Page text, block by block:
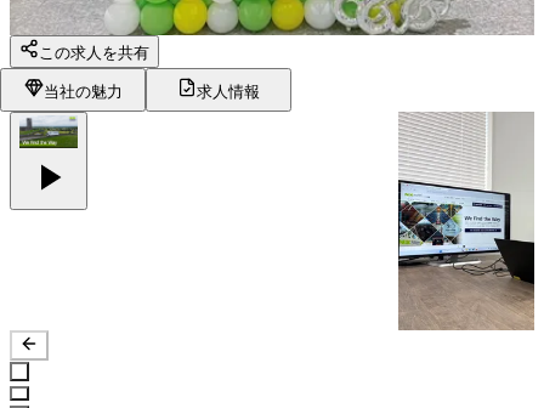
この求人を共有
当社の魅力 求人情報